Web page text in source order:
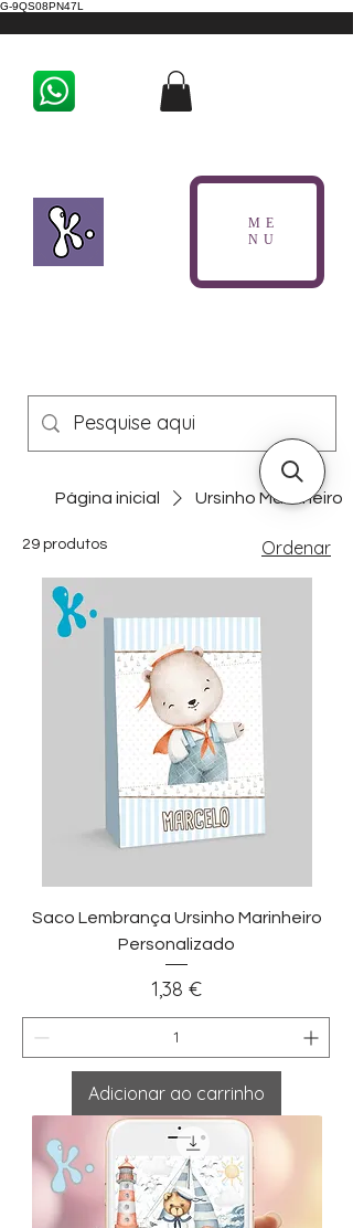
G-9QS08PN47L
ME
NU
Página inicial Ursinho Marinheiro
29 produtos Ordenar
Saco Lembrança Ursinho Marinheiro
Personalizado
Preço
1,38 €
Adicionar ao carrinho